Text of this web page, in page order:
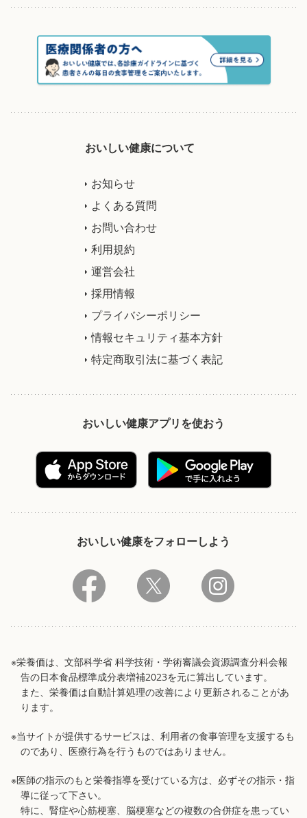
おいしい健康について
お知らせ
よくある質問
お問い合わせ
利用規約
運営会社
採用情報
プライバシーポリシー
情報セキュリティ基本方針
特定商取引法に基づく表記
おいしい健康アプリを使おう
おいしい健康をフォローしよう
※栄養価は、文部科学省 科学技術・学術審議会資源調査分科会報
告の日本食品標準成分表増補2023を元に算出しています。
また、栄養価は自動計算処理の改善により更新されることがあ
ります。
※当サイトが提供するサービスは、利用者の食事管理を支援するも
のであり、医療行為を行うものではありません。
※医師の指示のもと栄養指導を受けている方は、必ずその指示・指
導に従って下さい。
特に、腎症や心筋梗塞、脳梗塞などの複数の合併症を患ってい